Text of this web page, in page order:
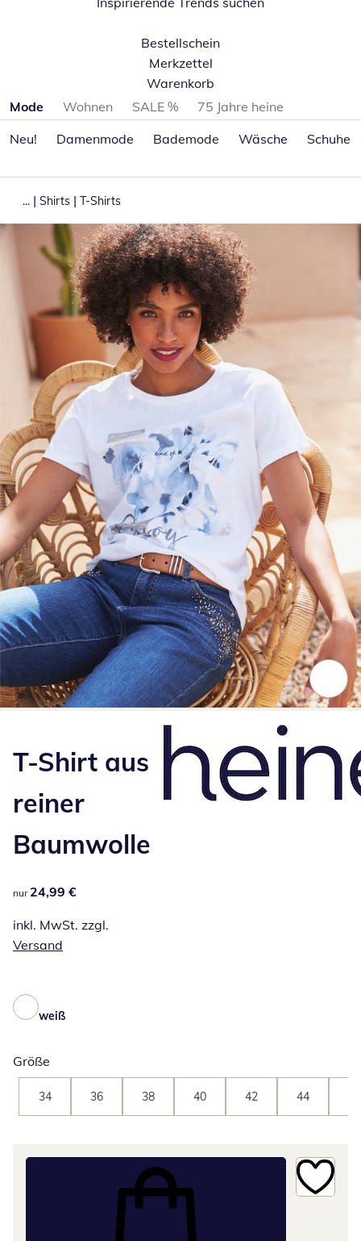
Bestellschein
Merkzettel
Warenkorb
Produktkategorien überspringen
Mode Wohnen SALE %
75 Jahre heine
Neu!
Damenmode Bademode Wäsche Schuhe
... | Shirts | T-Shirts
T-Shirt aus
reiner
Baumwolle
24,99 €
nur 24,99 €
inkl. MwSt. zzgl.
Versand
weiß
Größe
34 36 38 40 42 44